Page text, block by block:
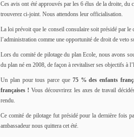
Ces avis ont été approuvés par les 6 élus de la droite,
trouverez ci-joint. Nous attendons leur officialisation.
La loi prévoit que le conseil consulaire soit présidé par
l’administration comme une opportunité de droit de veto
Lors du comité de pilotage du plan Ecole, nous avons
du plan né en 2008, de façon à revitaliser ses objectifs à
Un plan pour tous parce que 75 % des enfants
françaises ! Vous découvrirez les axes de travail
rendu.
Ce comité de pilotage fut présidé pour la dernière fois
ambassadeur nous quittera cet été.